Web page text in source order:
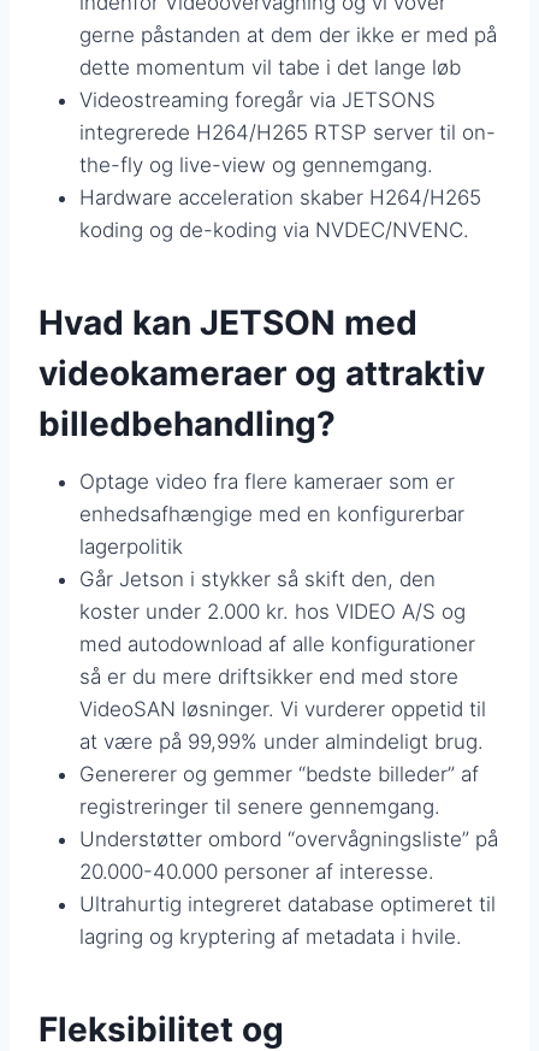
gerne påstanden at dem der ikke er med på
dette momentum vil tabe i det lange løb
Videostreaming foregår via JETSONS
integrerede H264/H265 RTSP server til on-
the-fly og live-view og gennemgang.
Hardware acceleration skaber H264/H265
koding og de-koding via NVDEC/NVENC.
Hvad kan JETSON med
videokameraer og attraktiv
billedbehandling?
Optage video fra flere kameraer som er
enhedsafhængige med en konfigurerbar
lagerpolitik
Går Jetson i stykker så skift den, den
koster under 2.000 kr. hos VIDEO A/S og
med autodownload af alle konfigurationer
så er du mere driftsikker end med store
VideoSAN løsninger. Vi vurderer oppetid til
at være på 99,99% under almindeligt brug.
Genererer og gemmer “bedste billeder” af
registreringer til senere gennemgang.
Understøtter ombord “overvågningsliste” på
20.000-40.000 personer af interesse.
Ultrahurtig integreret database optimeret til
lagring og kryptering af metadata i hvile.
Fleksibilitet og